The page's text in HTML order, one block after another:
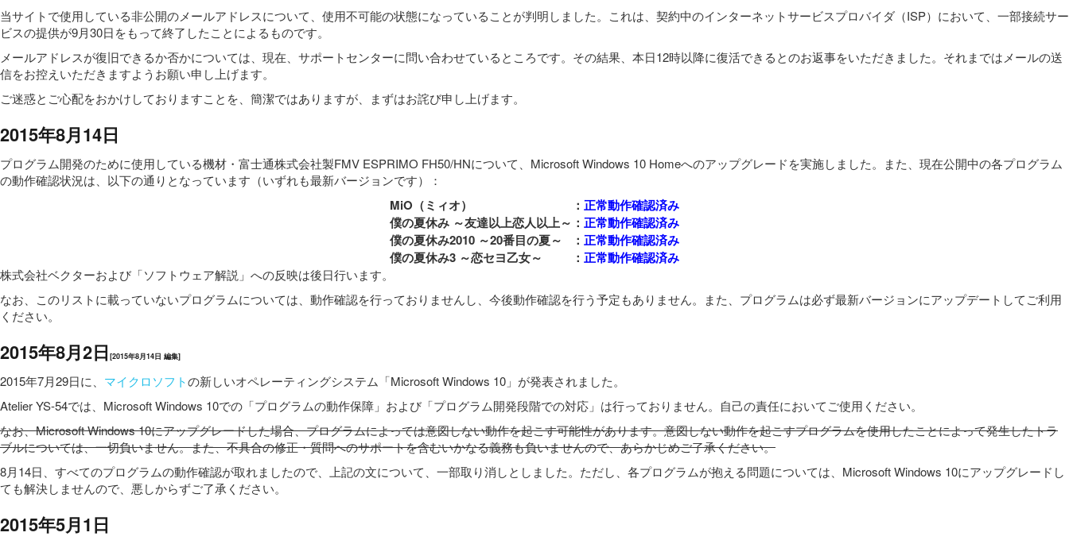
当サイトで使用している非公開のメールアドレスについて、使用不可能の状態になっていることが判明しました。これは、契約中のインターネットサービスプロバイダ（ISP）において、一部接続サー
ビスの提供が9月30日をもって終了したことによるものです。
メールアドレスが復旧できるか否かについては、現在、サポートセンターに問い合わせているところです。その結果、本日12時以降に復活できるとのお返事をいただきました。それまではメールの送
信をお控えいただきますようお願い申し上げます。
ご迷惑とご心配をおかけしておりますことを、簡潔ではありますが、まずはお詫び申し上げます。
2015年8月14日
プログラム開発のために使用している機材・富士通株式会社製FMV ESPRIMO FH50/HNについて、Microsoft Windows 10 Homeへのアップグレードを実施しました。また、現在公開中の各プログラム
の動作確認状況は、以下の通りとなっています（いずれも最新バージョンです）：
MiO（ミィオ） ： 正常動作確認済み
僕の夏休み ～友達以上恋人以上～ ： 正常動作確認済み
僕の夏休み2010 ～20番目の夏～
： 正常動作確認済み
僕の夏休み3 ～恋セヨ乙女～
： 正常動作確認済み
株式会社ベクターおよび「ソフトウェア解説」への反映は後日行います。
なお、このリストに載っていないプログラムについては、動作確認を行っておりませんし、今後動作確認を行う予定もありません。また、プログラムは必ず最新バージョンにアップデートしてご利用
ください。
2015年8月2日 [2015年8月14日 編集]
2015年7月29日に、 マイクロソフトの新しいオペレーティングシステム「Microsoft Windows 10」が発表されました。
Atelier YS-54では、Microsoft Windows 10での「プログラムの動作保障」および「プログラム開発段階での対応」は行っておりません。自己の責任においてご使用ください。
なお、Microsoft Windows 10にアップグレードした場合、プログラムによっては意図しない動作を起こす可能性があります。意図しない動作を起こすプログラムを使用したことによって発生したトラ
ブルについては、一切負いません。また、不具合の修正・質問へのサポートを含むいかなる義務も負いませんので、あらかじめご了承ください。
8月14日、すべてのプログラムの動作確認が取れましたので、上記の文について、一部取り消しとしました。ただし、各プログラムが抱える問題については、Microsoft Windows 10にアップグレードし
ても解決しませんので、悪しからずご了承ください。
2015年5月1日